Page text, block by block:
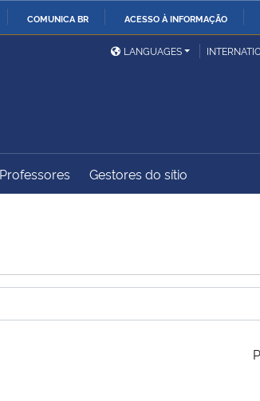
COMUNICA BR ACESSO À INFORMAÇÃO
Ministério das Relações
Exteriores
Controladoria-Geral da
LANGUAGES
Gestores do sítio